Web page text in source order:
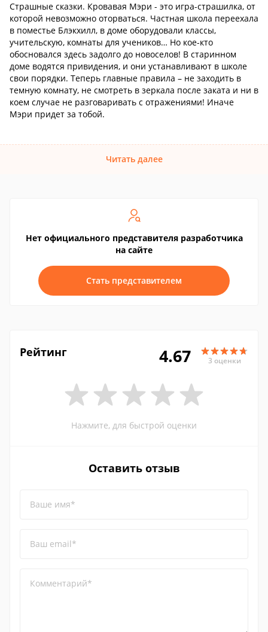
Страшные сказки. Кровавая Мэри - это игра-страшилка, от
которой невозможно оторваться. Частная школа переехала
в поместье Блэкхилл, в доме оборудовали классы,
учительскую, комнаты для учеников… Но кое-кто
обосновался здесь задолго до новоселов! В старинном
доме водятся привидения, и они устанавливают в школе
свои порядки. Теперь главные правила – не заходить в
темную комнату, не смотреть в зеркала после заката и ни в
коем случае не разговаривать с отражениями! Иначе
Мэри придет за тобой.
Читать далее
Нет официального представителя разработчика
на сайте
Стать представителем
Рейтинг 4.67 3 оценки
Нажмите, для быстрой оценки
Оставить отзыв
Ваше имя*
Ваш email*
Комментарий*